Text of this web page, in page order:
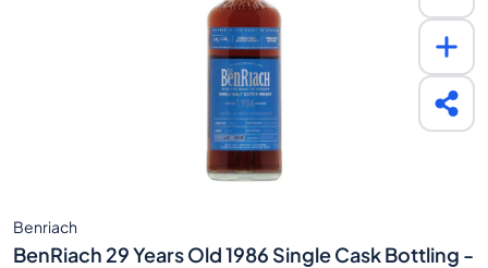
Benriach
BenRiach 29 Years Old 1986 Single Cask Bottling -